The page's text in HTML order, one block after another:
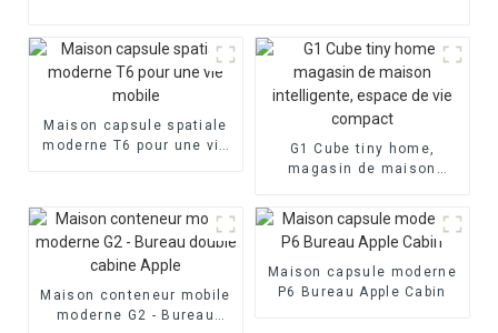
Maison capsule spatiale
moderne T6 pour une vie
G1 Cube tiny home,
magasin de maison
Maison conteneur mobile
moderne G2 - Bureau
Maison capsule moderne
P6 Bureau Apple Cabin